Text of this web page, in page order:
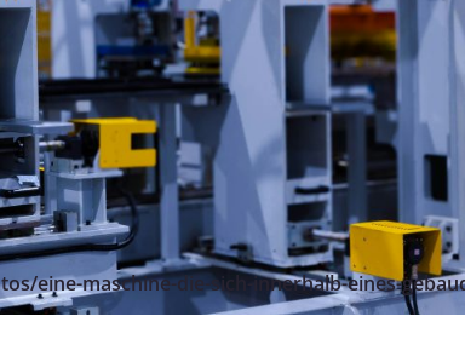
eine-maschine-die-sich-innerhalb-eines-